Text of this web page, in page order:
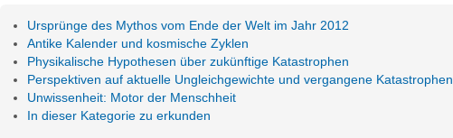
Ursprünge des Mythos vom Ende der Welt im Jahr 2012
Antike Kalender und kosmische Zyklen
Physikalische Hypothesen über zukünftige Katastrophen
Perspektiven auf aktuelle Ungleichgewichte und vergangene Katastrophen
Unwissenheit: Motor der Menschheit
In dieser Kategorie zu erkunden